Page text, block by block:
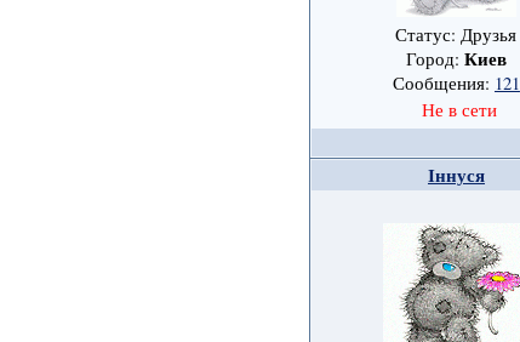
Статус: Друзья
Город: Киев
Сообщения: 121
Не в сети
Іннуся